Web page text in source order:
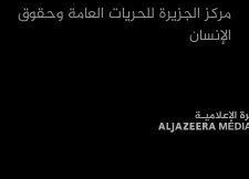
مركز الجزيرة للحريات العامة وحقوق
الإنسان